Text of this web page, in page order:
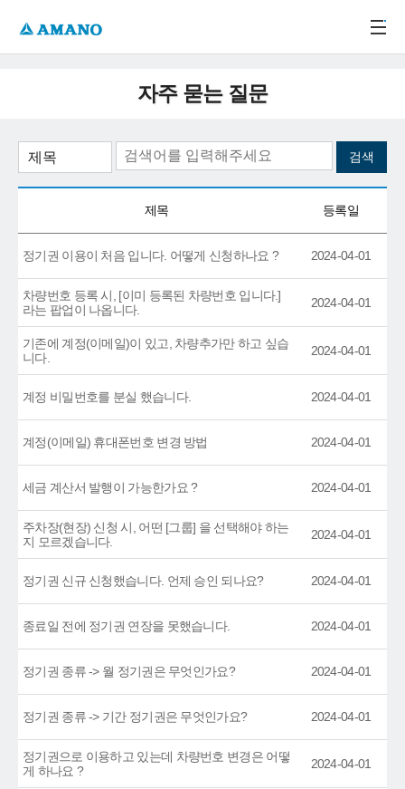
자주 묻는 질문
제목 등록일
정기권 이용이 처음 입니다. 어떻게 신청하나요 ? 2024-04-01
차량번호 등록 시, [이미 등록된 차량번호 입니다.]
라는 팝업이 나옵니다.
2024-04-01
기존에 계정(이메일)이 있고, 차량추가만 하고 싶습
니다.
2024-04-01
계정 비밀번호를 분실 했습니다. 2024-04-01
계정(이메일) 휴대폰번호 변경 방법 2024-04-01
세금 계산서 발행이 가능한가요 ? 2024-04-01
주차장(현장) 신청 시, 어떤 [그룹] 을 선택해야 하는
지 모르겠습니다.
2024-04-01
정기권 신규 신청했습니다. 언제 승인 되나요? 2024-04-01
종료일 전에 정기권 연장을 못했습니다. 2024-04-01
정기권 종류 -> 월 정기권은 무엇인가요? 2024-04-01
정기권 종류 -> 기간 정기권은 무엇인가요? 2024-04-01
정기권으로 이용하고 있는데 차량번호 변경은 어떻
게 하나요 ?
2024-04-01